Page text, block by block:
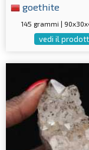
goethite
145 grammi |
vedi il